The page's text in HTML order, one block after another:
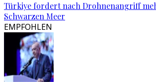
Türkiye fordert nach Drohnenangriff
Schwarzen Meer
EMPFOHLEN